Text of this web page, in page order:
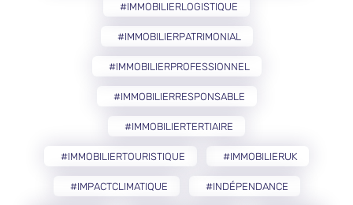
#IMMOBILIERLOGISTIQUE
#IMMOBILIERPATRIMONIAL
#IMMOBILIERPROFESSIONNEL
#IMMOBILIERRESPONSABLE
#IMMOBILIERTERTIAIRE
#IMMOBILIERTOURISTIQUE #IMMOBILIERUK
#IMPACTCLIMATIQUE #INDÉPENDANCE